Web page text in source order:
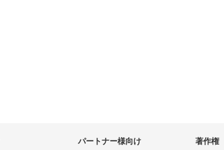
パートナー様向け 著作権